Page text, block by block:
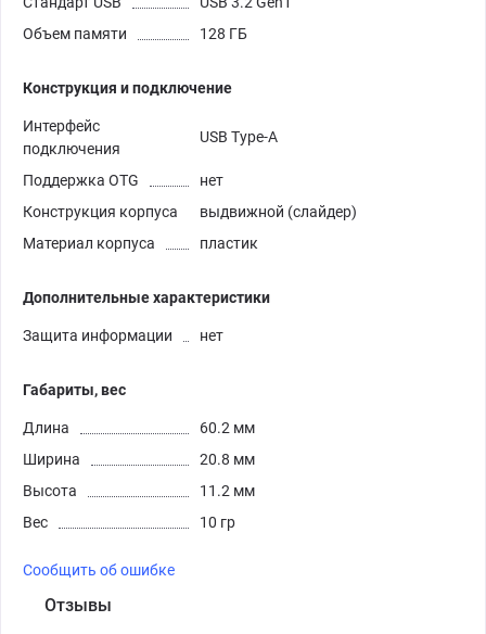
Объем памяти
128 ГБ
Конструкция и подключение
Интерфейс
подключения
USB Type-A
Поддержка OTG
нет
Конструкция корпуса
выдвижной (слайдер)
Материал корпуса
пластик
Дополнительные характеристики
Защита информации нет
Габариты, вес
Длина
60.2 мм
Ширина
20.8 мм
Высота
11.2 мм
Вес
10 гр
Сообщить об ошибке
Отзывы